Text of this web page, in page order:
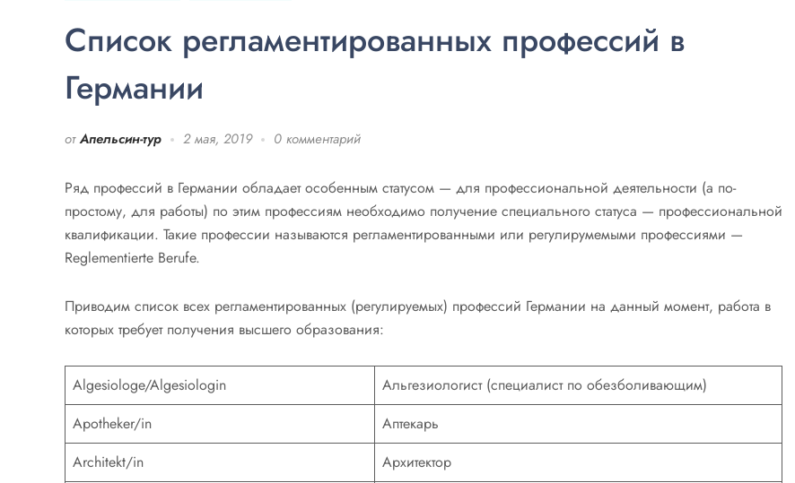
Список регламентированных профессий в
Германии
от Апельсин-тур 2 мая, 2019 0 комментарий
Ряд профессий в Германии обладает особенным статусом — для профессиональной деятельности (а по-
простому, для работы) по этим профессиям необходимо получение специального статуса — профессиональной
квалификации. Такие профессии называются регламентированными или регулирумемыми профессиями —
Reglementierte Berufe.
Приводим список всех регламентированных (регулируемых) профессий Германии на данный момент, работа в
которых требует получения высшего образования:
Algesiologe/Algesiologin
Альгезиологист (специалист по обезболивающим)
Apotheker/in
Аптекарь
Architekt/in
Архитектор